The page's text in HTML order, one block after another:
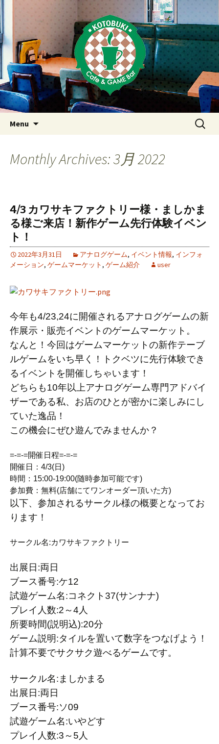
東京・西荻窪・上井草・上石神
井のカフェ＆ゲームバーこと
ぶき
Just another WordPress site
Menu
検
索:
Monthly Archives: 3月 2022
4/3 カワサキファクトリー様・ましかま
る様ご来店！新作ゲーム先行体験イベン
ト！
2022年3月31日 アナログゲーム, イベント情報, インフォ
メーション, ゲームマーケット , ゲーム紹介 user
今年も4/23,24に開催されるアナログゲームの新
作展示・販売イベントのゲームマーケット。
なんと！今回はゲームマーケットの新作テーブ
ルゲームをいち早く！トクベツに先行体験でき
るイベントを開催しちゃいます！
どちらも10年以上アナログゲーム専門アドバイ
ザーである私、お店のひとが密かに楽しみにし
ていた逸品！
この機会にぜひ遊んでみませんか？
=-=-=開催日程=-=-=
開催日：4/3(日)
時間：15:00-19:00(随時参加可能です)
参加費：無料(店舗にてワンオーダー頂いた方)
以下、参加されるサークル様の概要となってお
ります！
サークル名:カワサキファクトリー
出展日:両日
ブース番号:ケ12
試遊ゲーム名:コネクト37(サンナナ)
プレイ人数:2～4人
所要時間(説明込):20分
ゲーム説明:タイルを置いて数字をつなげよう！
計算不要でサクサク遊べるゲームです。
サークル名:ましかまる
出展日:両日
ブース番号:ソ09
試遊ゲーム名:いやどす
プレイ人数:3～5人